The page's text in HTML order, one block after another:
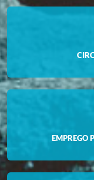
EMPREGO